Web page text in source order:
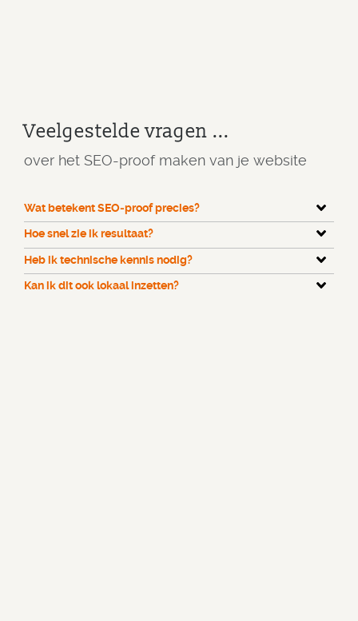
Veelgestelde vragen ...
over het SEO-proof maken van je website
Wat betekent SEO‑proof precies?
Hoe snel zie ik resultaat?
Heb ik technische kennis nodig?
Kan ik dit ook lokaal inzetten?